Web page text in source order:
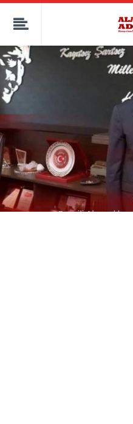
kaçak bahis
deneme bonusu
canlı bahis siteleri
deneme bonusu veren siteler
bahis siteleri